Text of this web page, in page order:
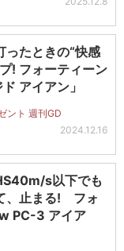
ったときの“快感
! フォーティーン
アイアン」
ント 週刊GD
2024.12.16
s以下でも
、止まる! フォ
PC-3 アイア